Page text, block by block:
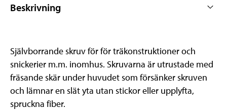
Beskrivning
Självborrande skruv för för träkonstruktioner och
snickerier m.m. inomhus. Skruvarna är utrustade med
fräsande skär under huvudet som försänker skruven
och lämnar en slät yta utan stickor eller upplyfta,
spruckna fiber.